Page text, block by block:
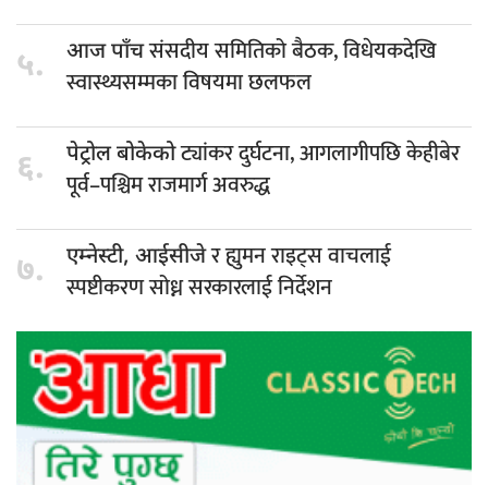
५. आज पाँचसंसदीय समितिको बैठक, विधेयकदेखि
स्वास्थ्यसम्मका विषयमा छलफल
६. पेट्रोल बोकेकोट्यांकर दुर्घटना, आगलागीपछि केहीबेर
पूर्व–पश्चिम राजमार्ग अवरुद्ध
७. एम्नेस्टी, आईसीजेर ह्युमन राइट्स वाचलाई
स्पष्टीकरण सोध्न सरकारलाई निर्देशन